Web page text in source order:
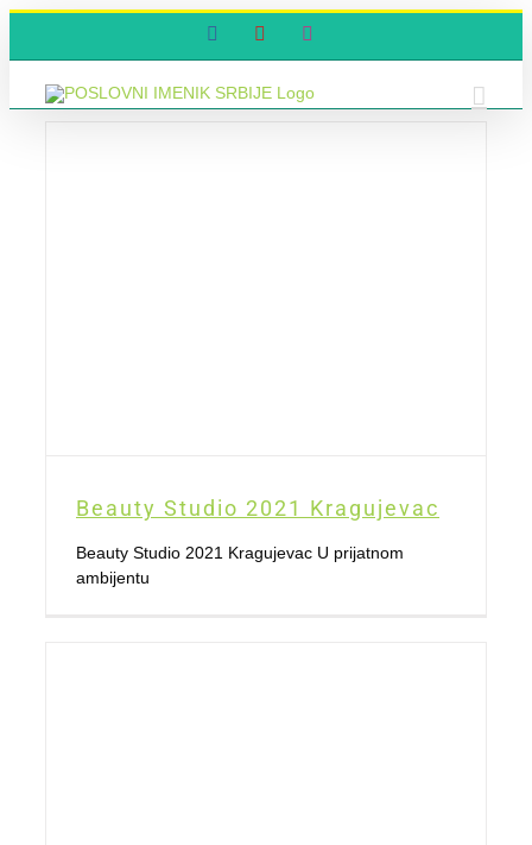
FacebookYouTube
Beauty Studio 2021 Kragujevac
Beauty Studio 2021 Kragujevac U prijatnom
ambijentu